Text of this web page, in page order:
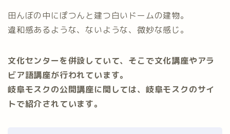
田んぼの中にぽつんと建つ白いドームの建物。
違和感あるような、ないような、微妙な感じ。
文化センターを併設していて、そこで文化講座やアラ
ビア語講座が行われています。
岐阜モスクの公開講座に関しては、岐阜モスクのサイ
トで紹介されています。